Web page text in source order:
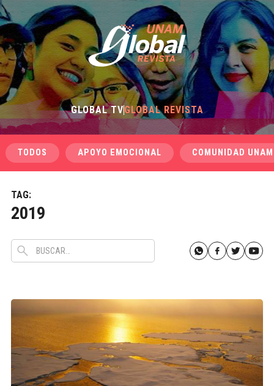
GLOBAL TVGLOBAL REVISTA
TODOS APOYO EMOCIONAL COMUNIDAD UNAM
TAG:
2019